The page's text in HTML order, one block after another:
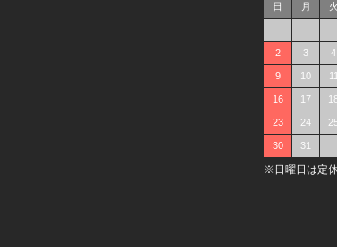
日 月
2 3 4
9 10
16 17
23 24
30 31
※日曜日は定